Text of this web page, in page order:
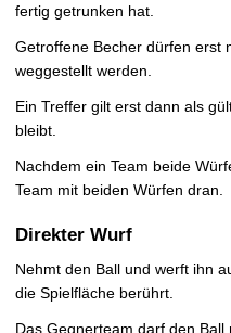
fertig getrunken hat.
Getroffene Becher dürfen erst
weggestellt werden.
Ein Treffer gilt erst dann als
bleibt.
Nachdem ein Team beide
Team mit beiden Würfen dran.
Direkter Wurf
Nehmt den Ball und werft ihn
die Spielfläche berührt.
Das Gegnerteam darf den